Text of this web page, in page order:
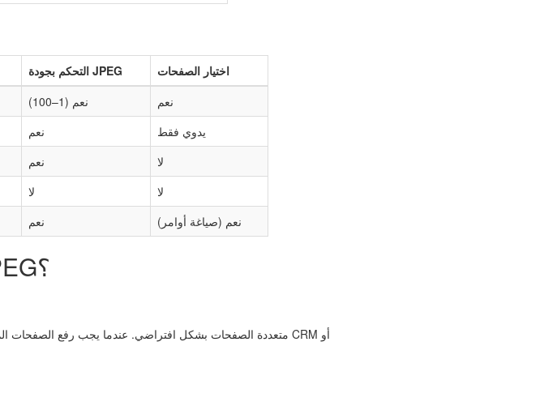
التحكم بجودة JPEG
اختيار الصفحات
نعم (1–100)
نعم
نعم
يدوي فقط
نعم
لا
لا
لا
نعم نعم (صياغة أوامر)
متى تحتاج إلى تقسيم TIFF إلى JPEG؟